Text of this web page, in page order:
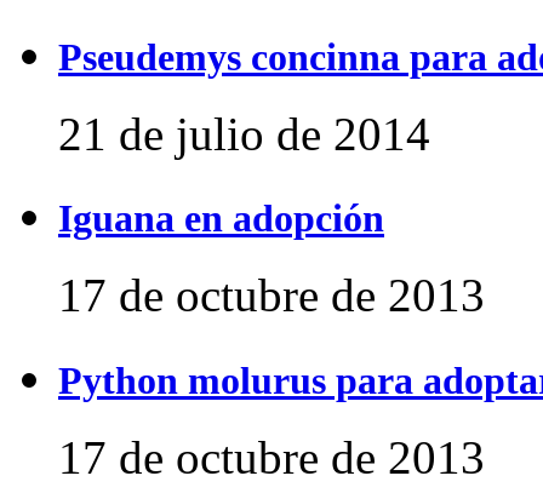
Pseudemys concinna para
21 de julio de 2014
Iguana en adopción
17 de octubre de 2013
Python molurus para
17 de octubre de 2013